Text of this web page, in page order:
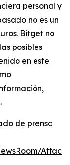
personal y
no es un
Bitget no
posibles
en este
.
de prensa